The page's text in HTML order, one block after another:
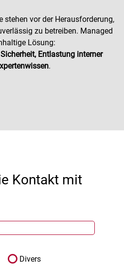
stehen vor der Herausforderung,
zu betreiben. Managed
Lösung:
Entlastung interner
.
Kontakt mit
Divers